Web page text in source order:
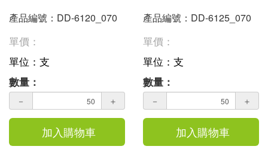
產品編號：DD-6120_070
單價：
單位：支
數量：
－ ＋
加入購物車
產品編號：DD-6125_070
單價：
單位：支
數量：
－ ＋
加入購物車